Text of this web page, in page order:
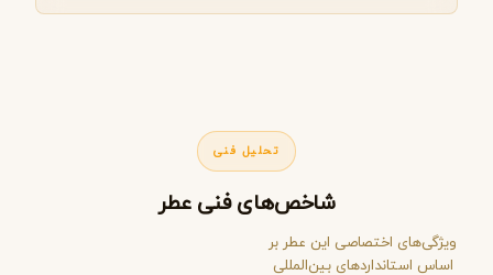
تحلیل فنی
شاخص‌های فنی عطر
ویژگی‌های اختصاصی این عطر بر
اساس استانداردهای بین‌المللی